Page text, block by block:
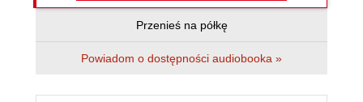
Przenieś na półkę
Powiadom o dostępności audiobooka »